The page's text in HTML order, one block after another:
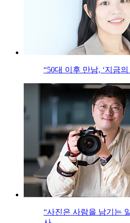
“50대 이후 만남, ‘지금
“사진은 사람을 남기는